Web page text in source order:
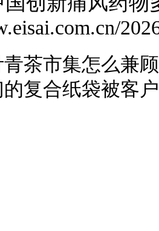
茶市集怎么兼
复合纸袋被客